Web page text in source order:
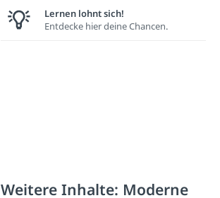
Lernen lohnt sich!
Entdecke hier deine Chancen.
Weitere Inhalte: Moderne